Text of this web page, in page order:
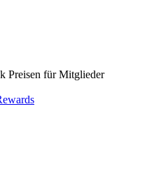
Preisen für Mitglieder